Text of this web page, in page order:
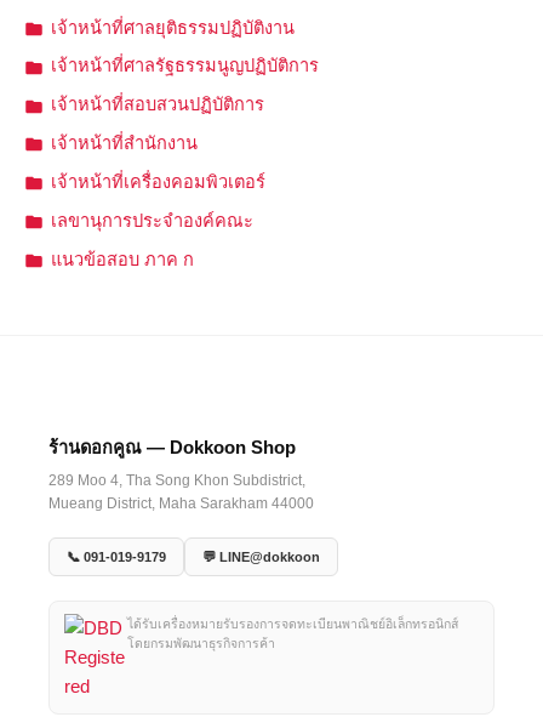
เจ้าหน้าที่ศาลยุติธรรมปฏิบัติงาน
เจ้าหน้าที่ศาลรัฐธรรมนูญปฏิบัติการ
เจ้าหน้าที่สอบสวนปฏิบัติการ
เจ้าหน้าที่สำนักงาน
เจ้าหน้าที่เครื่องคอมพิวเตอร์
เลขานุการประจำองค์คณะ
แนวข้อสอบ ภาค ก
ร้านดอกคูณ — Dokkoon Shop
289 Moo 4, Tha Song Khon Subdistrict,
Mueang District, Maha Sarakham 44000
📞 091-019-9179 💬 LINE@dokkoon
ได้รับเครื่องหมายรับรองการจดทะเบียนพาณิชย์อิเล็กทรอนิกส์
โดยกรมพัฒนาธุรกิจการค้า